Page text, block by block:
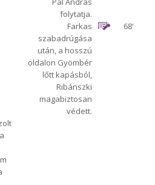
folytatja.
68'
Farkas
szabadrúgása
után, a hosszú
oldalon Gyömbér
lőtt kapásból,
Ribánszki
magabiztosan
védett.